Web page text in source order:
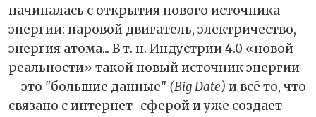
начиналась с открытия нового источника
энергии: паровой двигатель, электричество,
энергия атома... В т. н. Индустрии 4.0 «новой
реальности» такой новый источник энергии
– это "большие данные" (Big Date) и всё то, что
связано с интернет-сферой и уже создает